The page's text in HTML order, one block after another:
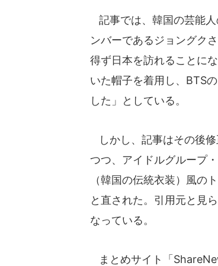
記事では、韓国の芸能
ンバーであるジョングク
得ず日本を訪れることに
いた帽子を着用し、BTS
した」としている。
しかし、記事はその後
つつ、アイドルグループ
（韓国の伝統衣装）風の
と直された。引用元と見
なっている。
まとめサイト「